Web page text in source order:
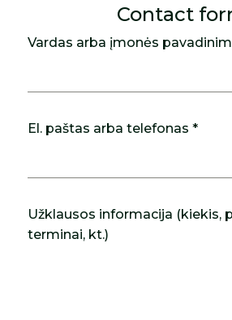
Contact
Vardas arba įmonės
El. paštas arba telefonas *
Užklausos informacija (kiekis,
terminai, kt.)